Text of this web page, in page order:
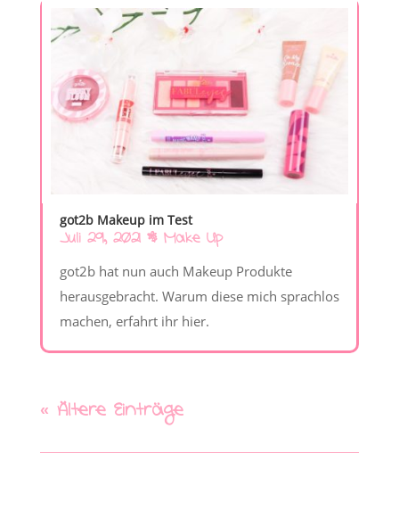
got2b Makeup im Test
Juli 29, 2021| Make Up
got2b hat nun auch Makeup Produkte
herausgebracht. Warum diese mich sprachlos
machen, erfahrt ihr hier.
« Ältere Einträge